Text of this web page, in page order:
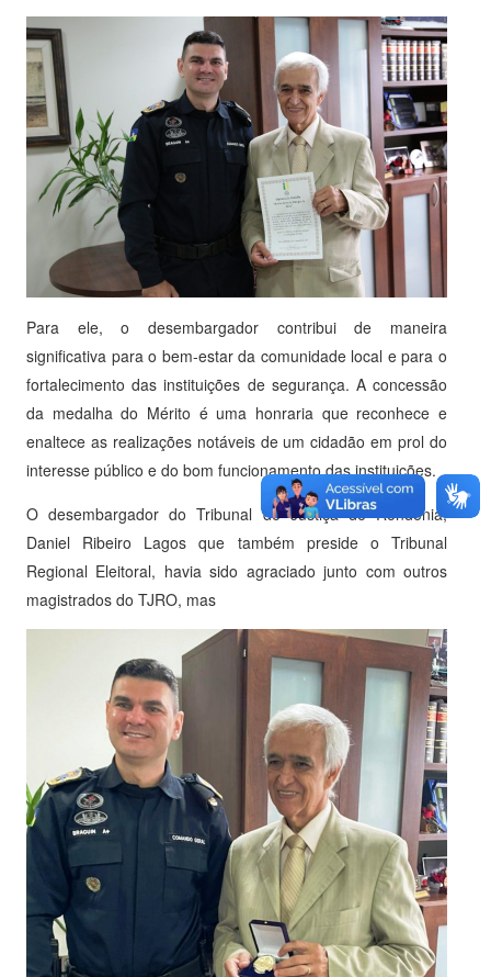
Para ele, o desembargador contribui de maneira
significativa para o bem-estar da comunidade local e para o
fortalecimento das instituições de segurança. A concessão
da medalha do Mérito é uma honraria que reconhece e
enaltece as realizações notáveis de um cidadão em prol do
interesse público e do bom funcionamento das instituições.
O desembargador do Tribunal de Justiça de Rondônia,
Daniel Ribeiro Lagos que também preside o Tribunal
Regional Eleitoral, havia sido agraciado junto com outros
magistrados do TJRO, mas